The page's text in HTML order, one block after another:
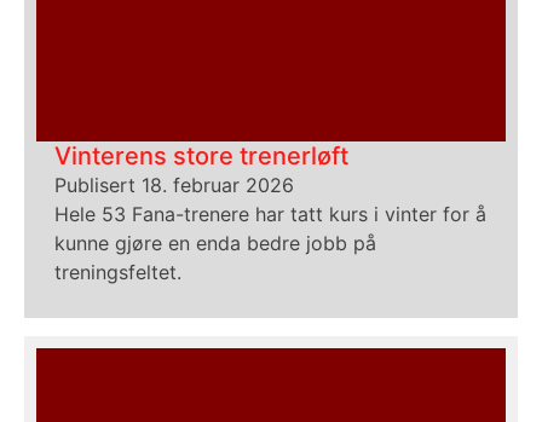
Vinterens store trenerløft
Publisert 18. februar 2026
Hele 53 Fana-trenere har tatt kurs i vinter for å
kunne gjøre en enda bedre jobb på
treningsfeltet.